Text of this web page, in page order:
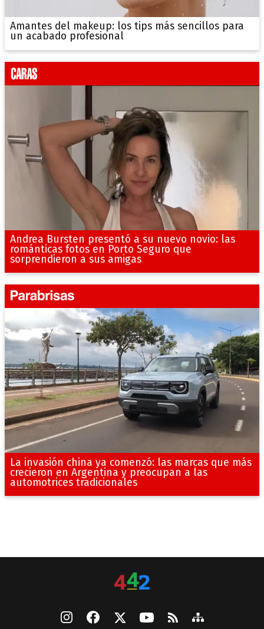
Amantes del makeup: los tips más sencillos para
un acabado profesional
Andrea Bursten presentó a su nuevo novio: las
románticas fotos en Porto Seguro que
sorprendieron a sus amigas
La invasión china ya comenzó: las marcas que más
crecieron en Argentina y preocupan a las
automotrices tradicionales